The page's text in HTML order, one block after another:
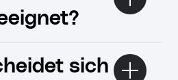
sich